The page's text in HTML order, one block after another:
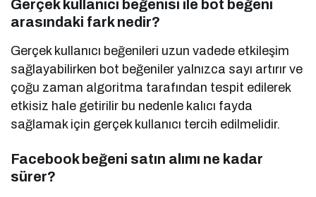
Gerçek kullanıcı beğenisi ile bot beğeni
arasındaki fark nedir?
Gerçek kullanıcı beğenileri uzun vadede etkileşim
sağlayabilirken bot beğeniler yalnızca sayı artırır ve
çoğu zaman algoritma tarafından tespit edilerek
etkisiz hale getirilir bu nedenle kalıcı fayda
sağlamak için gerçek kullanıcı tercih edilmelidir.
Facebook beğeni satın alımı ne kadar
sürer?